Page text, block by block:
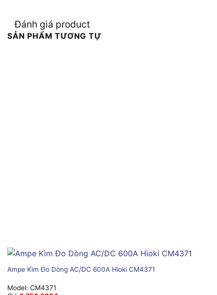
Đánh giá product
SẢN PHẨM TƯƠNG TỰ
Ampe Kìm Đo Dòng AC/DC 600A Hioki CM4371
Model: CM4371